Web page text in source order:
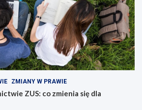
ZMIANY W PRAWIE
ZUS: co zmienia się dla